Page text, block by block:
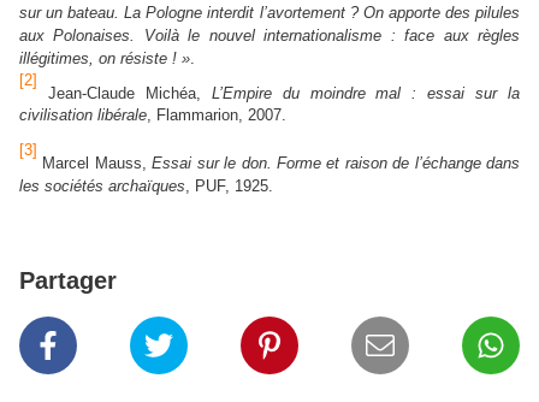
sur un bateau. La Pologne interdit l’avortement ? On apporte des pilules
aux Polonaises. Voilà le nouvel internationalisme : face aux règles
illégitimes, on résiste ! »
[2]
Jean-Claude Michéa, L’Empire du moindre mal : essai sur la
civilisation libérale, Flammarion, 2007.
[3]
Marcel Mauss,Essai sur le don. Forme et raison de l’échange dans
les sociétés archaïques, PUF, 1925.
Partager